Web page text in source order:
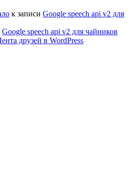
к записи Google speech api v2 для
Google speech api v2 для чайников
друзей в WordPress